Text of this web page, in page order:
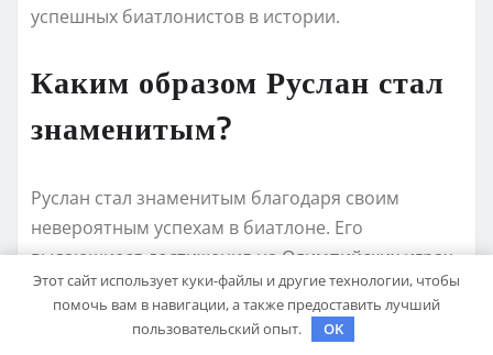
успешных биатлонистов в истории.
Каким образом Руслан стал
знаменитым?
Руслан стал знаменитым благодаря своим
невероятным успехам в биатлоне. Его
выдающиеся достижения на Олимпийских играх
и чемпионатах мира привлекли внимание всего
мирового спортивного сообщества. Руслан стал
иконой для многих биатлонистов и
Этот сайт использует куки-файлы и другие технологии, чтобы
помочь вам в навигации, а также предоставить лучший
пользовательский опыт.
OK